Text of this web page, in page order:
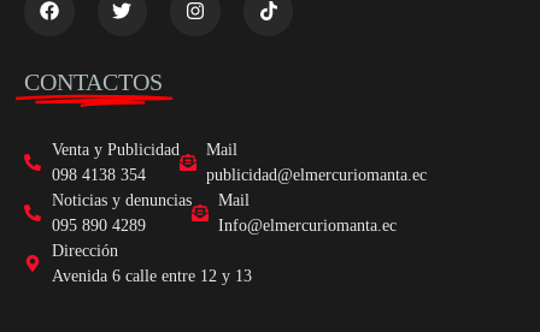
CONTACTOS
Venta y Publicidad
098 4138 354
Mail
publicidad@elmercuriomanta.ec
Noticias y denuncias
095 890 4289
Mail
Info@elmercuriomanta.ec
Dirección
Avenida 6 calle entre 12 y 13